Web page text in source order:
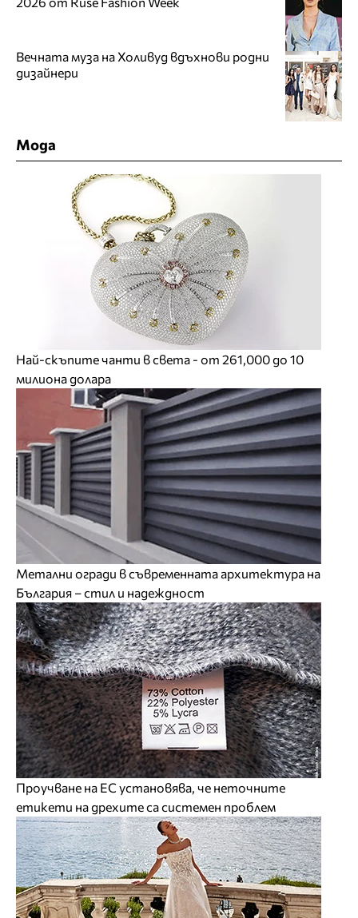
Вечната муза на Холивуд вдъхнови родни
дизайнери
Мода
Най-скъпите чанти в света - от 261,000 до 10
милиона долара
Метални огради в съвременната архитектура на
България – стил и надеждност
Проучване на ЕС установява, че неточните
етикети на дрехите са системен проблем